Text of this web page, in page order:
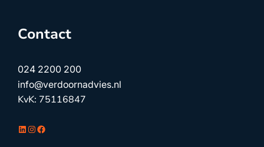
Contact
024 2200 200
info@verdoornadvies.nl
KvK: 75116847
LinkedIn
Instagram
Facebook